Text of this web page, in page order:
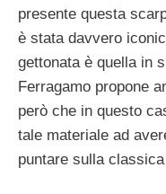
presente questa
è stata davvero
gettonata è quella in
Ferragamo propone
però che in questo
tale materiale ad
puntare sulla